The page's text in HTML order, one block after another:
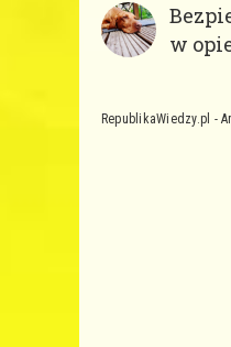
w
RepublikaWiedzy.pl -